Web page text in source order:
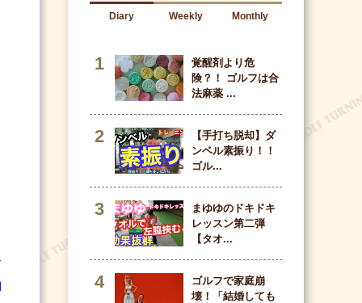
Diary Weekly Monthly
覚醒剤より危
険？！ ゴルフは合
法麻薬 ...
【手打ち脱却】ダ
ンベル素振り！！
ゴル...
まゆゆのドキドキ
レッスン第二弾
【タオ...
ゴルフで家庭崩
壊！「結婚しても